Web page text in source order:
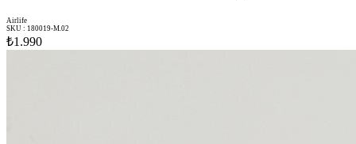
Airlife
SKU : 180019-M.02
₺1.990